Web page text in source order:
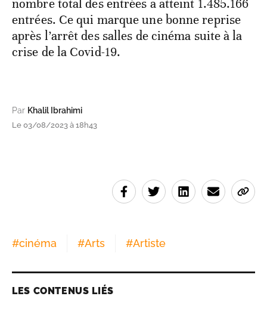
nombre total des entrées a atteint 1.485.166
entrées. Ce qui marque une bonne reprise
après l’arrêt des salles de cinéma suite à la
crise de la Covid-19.
Par Khalil Ibrahimi
Le 03/08/2023 à 18h43
#cinéma #Arts #Artiste
LES CONTENUS LIÉS